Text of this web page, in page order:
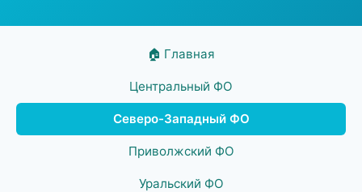
🏠 Главная
Центральный ФО
Северо-Западный ФО
Приволжский ФО
Уральский ФО